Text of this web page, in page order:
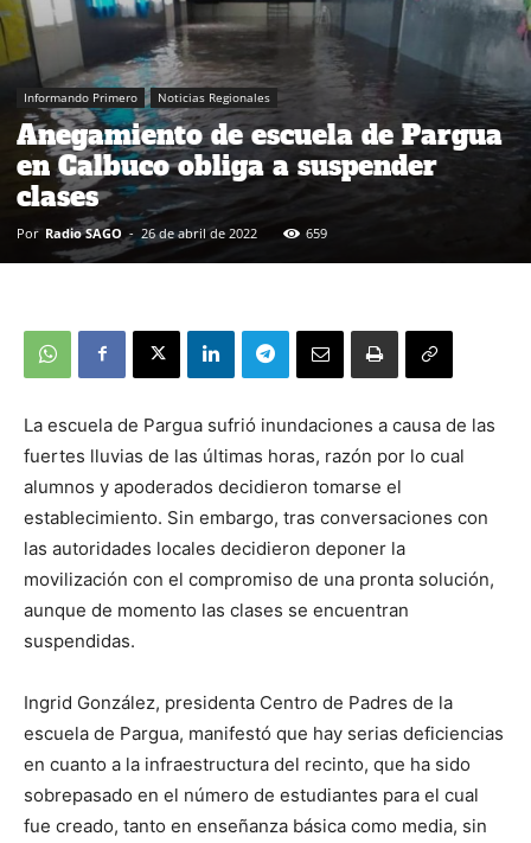
Informando Primero Noticias Regionales
Anegamiento de escuela de Pargua
en Calbuco obliga a suspender
clases
Por Radio SAGO - 26 de abril de 2022 659
La escuela de Pargua sufrió inundaciones a causa de las
fuertes lluvias de las últimas horas, razón por lo cual
alumnos y apoderados decidieron tomarse el
establecimiento. Sin embargo, tras conversaciones con
las autoridades locales decidieron deponer la
movilización con el compromiso de una pronta solución,
aunque de momento las clases se encuentran
suspendidas.
Ingrid González, presidenta Centro de Padres de la
escuela de Pargua, manifestó que hay serias deficiencias
en cuanto a la infraestructura del recinto, que ha sido
sobrepasado en el número de estudiantes para el cual
fue creado, tanto en enseñanza básica como media, sin